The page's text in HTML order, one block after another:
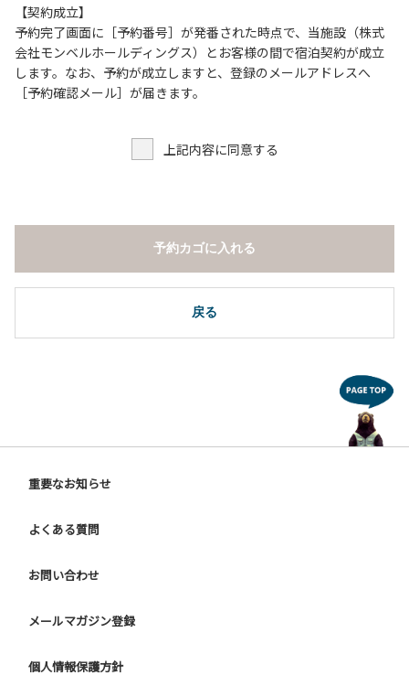
【ロッジご利用上の注意事項ならびに禁止事項】
１.動物（ペット類）の同伴はご遠慮願います。
２.安全管理上、お子様の単独での行動はご遠慮ください。
３.調度品などの持ち出しはしないでください。
６.周囲に迷惑となるような行為（夜間の大声での談笑等）や
床面から高さ60cm以上離してご利用ください。
８.炭火の利用後は炭の鎮火の確認をお願いいたします。
９.BBQ台（BBQコンロやグリル）の貸出はございません。
10.駐車場や芝生スペースを含め、コテージ周辺でのタープ・
テントの設営、テーブル・椅子の持ち出しは禁止です。
２.安全管理上、お子様の単独での行動はご遠慮ください。
４.ご訪問客とのサイト内での面会はご遠慮願います。
６.周囲に迷惑となるような行為（夜間の大声での談笑等）や
７.BBQ台（BBQコンロやグリル）は床面から高さ60cm以上
さい。
９ ユニットハウス内のシンクでは、コンロや網などの洗浄は
【契約成立】
予約完了画面に［予約番号］が発番された時点で、当施設（株式
会社モンベルホールディングス）とお客様の間で宿泊契約が成立
します。なお、予約が成立しますと、登録のメールアドレスへ
［予約確認メール］が届きます。
上記内容に同意する
戻る
予約カゴに入れる
重要なお知らせ
よくある質問
お問い合わせ
メールマガジン登録
個人情報保護方針